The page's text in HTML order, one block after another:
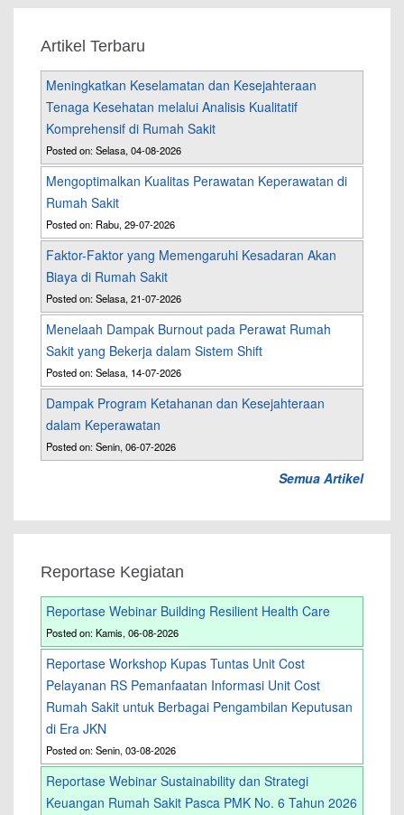
Artikel Terbaru
Meningkatkan Keselamatan dan Kesejahteraan
Tenaga Kesehatan melalui Analisis Kualitatif
Komprehensif di Rumah Sakit
Posted on: Selasa, 04-08-2026
Mengoptimalkan Kualitas Perawatan Keperawatan di
Rumah Sakit
Posted on: Rabu, 29-07-2026
Faktor-Faktor yang Memengaruhi Kesadaran Akan
Biaya di Rumah Sakit
Posted on: Selasa, 21-07-2026
Menelaah Dampak Burnout pada Perawat Rumah
Sakit yang Bekerja dalam Sistem Shift
Posted on: Selasa, 14-07-2026
Dampak Program Ketahanan dan Kesejahteraan
dalam Keperawatan
Posted on: Senin, 06-07-2026
Semua Artikel
Reportase Kegiatan
Reportase Webinar Building Resilient Health Care
Posted on: Kamis, 06-08-2026
Reportase Workshop Kupas Tuntas Unit Cost
Pelayanan RS Pemanfaatan Informasi Unit Cost
Rumah Sakit untuk Berbagai Pengambilan Keputusan
di Era JKN
Posted on: Senin, 03-08-2026
Reportase Webinar Sustainability dan Strategi
Keuangan Rumah Sakit Pasca PMK No. 6 Tahun 2026